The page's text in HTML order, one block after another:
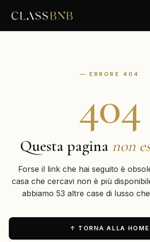
— ERRORE 404
404
Questa pagina non
Forse il link che hai seguito è
casa che cercavi non è più
abbiamo 53 altre case di lusso
↑ TORNA ALLA HOME